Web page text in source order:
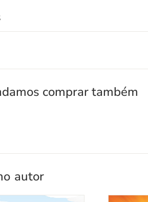
comprar também
autor